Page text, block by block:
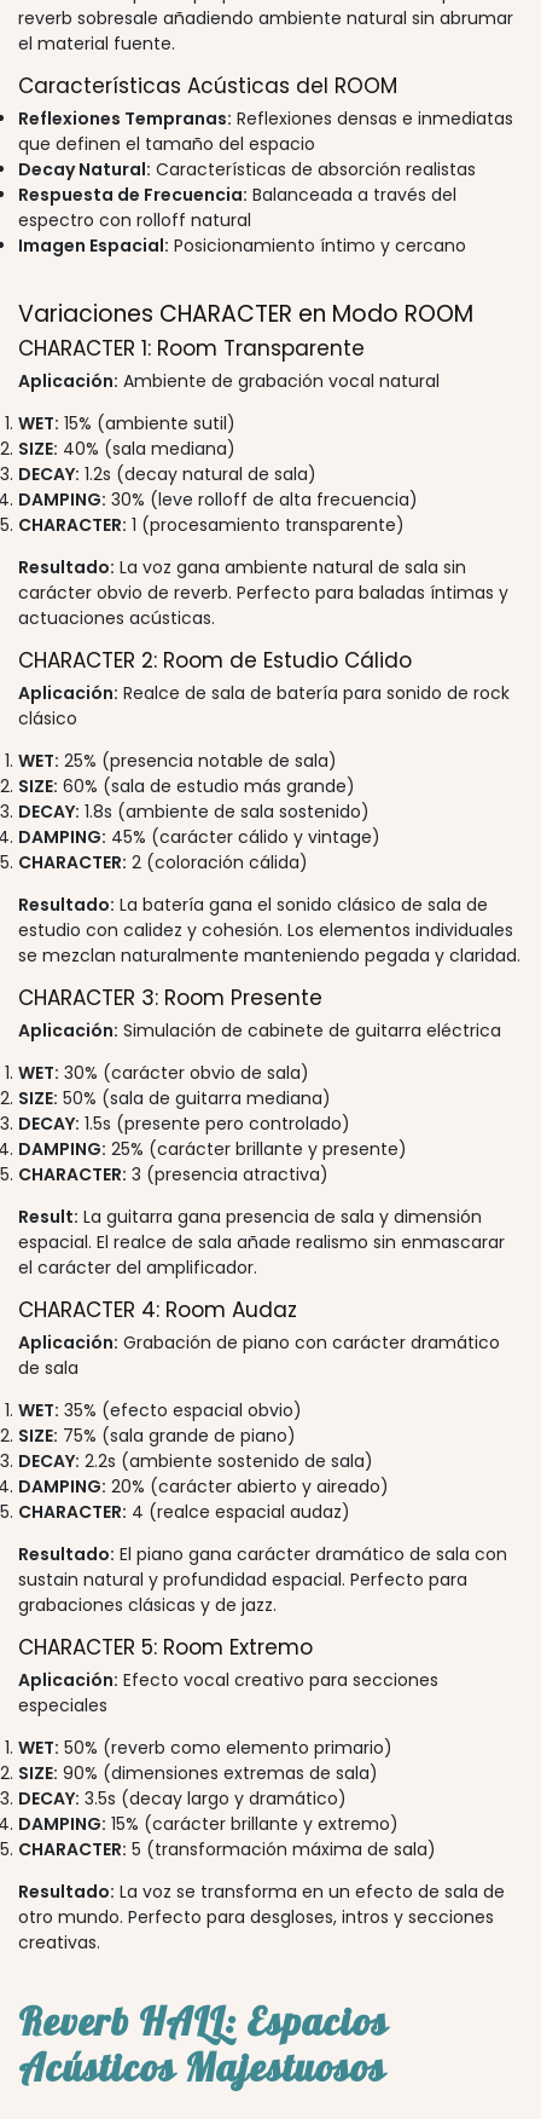
reverb sobresale añadiendo ambiente natural sin abrumar
el material fuente.
Características Acústicas del ROOM
Reflexiones Tempranas: Reflexiones densas e inmediatas
que definen el tamaño del espacio
Decay Natural: Características de absorción realistas
Respuesta de Frecuencia: Balanceada a través del
espectro con rolloff natural
Imagen Espacial: Posicionamiento íntimo y cercano
Variaciones CHARACTER en Modo ROOM
CHARACTER 1: Room Transparente
Aplicación: Ambiente de grabación vocal natural
WET: 15% (ambiente sutil)
SIZE: 40% (sala mediana)
DECAY: 1.2s (decay natural de sala)
DAMPING: 30% (leve rolloff de alta frecuencia)
CHARACTER: 1 (procesamiento transparente)
Resultado: La voz gana ambiente natural de sala sin
carácter obvio de reverb. Perfecto para baladas íntimas y
actuaciones acústicas.
CHARACTER 2: Room de Estudio Cálido
Aplicación: Realce de sala de batería para sonido de rock
clásico
WET: 25% (presencia notable de sala)
SIZE: 60% (sala de estudio más grande)
DECAY: 1.8s (ambiente de sala sostenido)
DAMPING: 45% (carácter cálido y vintage)
CHARACTER: 2 (coloración cálida)
Resultado: La batería gana el sonido clásico de sala de
estudio con calidez y cohesión. Los elementos individuales
se mezclan naturalmente manteniendo pegada y claridad.
CHARACTER 3: Room Presente
Aplicación: Simulación de cabinete de guitarra eléctrica
WET: 30% (carácter obvio de sala)
SIZE: 50% (sala de guitarra mediana)
DECAY: 1.5s (presente pero controlado)
DAMPING: 25% (carácter brillante y presente)
CHARACTER: 3 (presencia atractiva)
Result: La guitarra gana presencia de sala y dimensión
espacial. El realce de sala añade realismo sin enmascarar
el carácter del amplificador.
CHARACTER 4: Room Audaz
Aplicación: Grabación de piano con carácter dramático
de sala
WET: 35% (efecto espacial obvio)
SIZE: 75% (sala grande de piano)
DECAY: 2.2s (ambiente sostenido de sala)
DAMPING: 20% (carácter abierto y aireado)
CHARACTER: 4 (realce espacial audaz)
Resultado: El piano gana carácter dramático de sala con
sustain natural y profundidad espacial. Perfecto para
grabaciones clásicas y de jazz.
CHARACTER 5: Room Extremo
Aplicación: Efecto vocal creativo para secciones
especiales
WET: 50% (reverb como elemento primario)
SIZE: 90% (dimensiones extremas de sala)
DECAY: 3.5s (decay largo y dramático)
DAMPING: 15% (carácter brillante y extremo)
CHARACTER: 5 (transformación máxima de sala)
Resultado: La voz se transforma en un efecto de sala de
otro mundo. Perfecto para desgloses, intros y secciones
creativas.
Reverb HALL: Espacios
Acústicos Majestuosos